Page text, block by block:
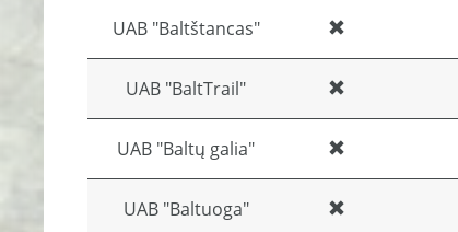
UAB "Baltštancas"
UAB "BaltTrail"
UAB "Baltų galia"
UAB "Baltuoga"